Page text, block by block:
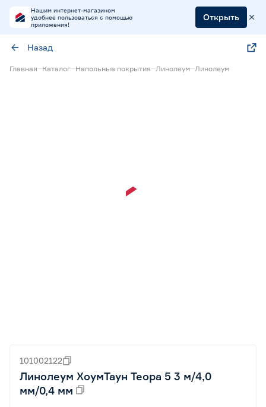
Нашим интернет-магазином
удобнее пользоваться с помощью
приложения!
Открыть
Назад
Главная Каталог Напольные покрытия Линолеум Линолеум
101002122
Линолеум ХоумТаун Теора 5 3 м/4,0
мм/0,4 мм